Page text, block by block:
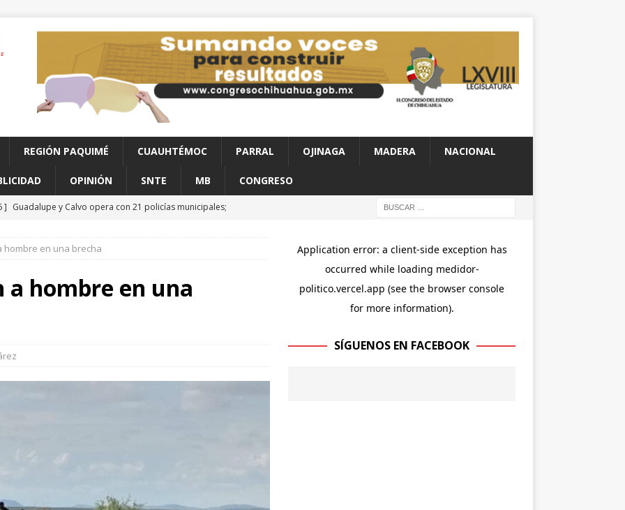
REGIÓN PAQUIMÉ CUAUHTÉMOC PARRAL OJINAGA MADERA NACIONAL
OPINIÓN SNTE MB CONGRESO
] Guadalupe y Calvo opera con 21 policías municipales;
] Hallan a hombre sin vida en estacionamiento de paquetería;
CHIHUAHUA
hombre en una brecha
a hombre en una
SÍGUENOS EN FACEBOOK